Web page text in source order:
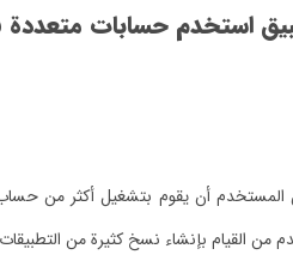
استخدم حسابات
أن يقوم بتشغيل أكثر من حساب
القيام بإنشاء نسخ كثيرة من التطبيقات